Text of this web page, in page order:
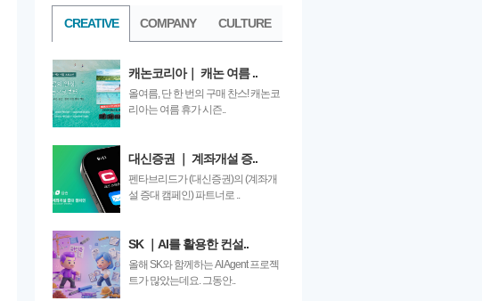
CULTURE
CREATIVE
캐논코리아｜ 캐논 여름 ..
올여름, 단 한 번의 구매 찬스! 캐논코
리아는 여름 휴가 시즌..
대신증권 ｜ 계좌개설 증..
펜타브리드가 (대신증권)의 (계좌개
설 증대 캠페인) 파트너로 ..
SK ｜AI를 활용한 컨설..
올해 SK와 함께하는 AI Agent 프로젝
트가 많았는데요. 그동안..
COMPANY CULTURE